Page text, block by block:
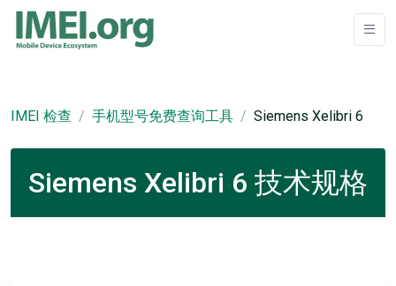
IMEI 检查 手机型号免费查询工具 Siemens Xelibri 6
Siemens Xelibri 6 技术规格